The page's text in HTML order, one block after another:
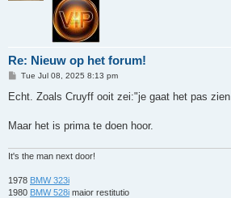
Re: Nieuw op het forum!
P
s
Tue Jul 08, 2025 8:13 pm
Echt. Zoals Cruyff ooit zei:"je gaat het pas
Maar het is prima te doen hoor.
It's the man next door!
1978 BMW 323i
1980 BMW 528i maior restitutio